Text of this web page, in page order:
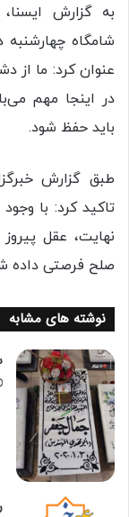
به گزارش
شامگاه چهارشنبه
عنوان کرد: ما از
در اینجا مهم
باید حفظ شود.
طبق گزارش
تاکید کرد: با
نهایت، عقل
صلح فرصتی داده
نوشته های مشابه